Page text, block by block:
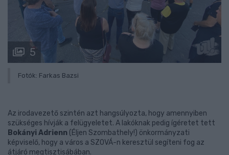
5
Fotók: Farkas Bazsi
Az irodavezető szintén azt hangsúlyozta, hogy amennyiben
szükséges hívják a felügyeletet. A lakóknak pedig ígéretet tett
Bokányi Adrienn (Éljen Szombathely!) önkormányzati
képviselő, hogy a város a SZOVÁ-n keresztül segíteni fog az
átjáró megtisztisábában.